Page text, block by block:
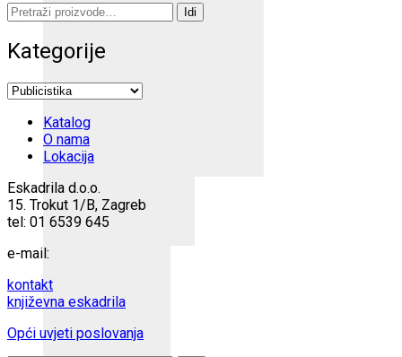
Pretraži:
Idi
Kategorije
Katalog
O nama
Lokacija
Eskadrila d.o.o.
15. Trokut 1/B, Zagreb
tel: 01 6539 645
e-mail:
kontakt
književna eskadrila
Opći uvjeti poslovanja